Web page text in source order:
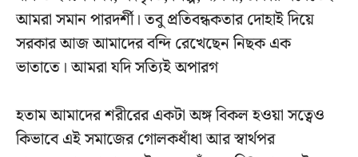
আমরা সমান পারদর্শী। তবু প্রতিবন্ধকতার দোহাই দিয়ে
সরকার আজ আমাদের বন্দি রেখেছেন নিছক এক
ভাতাতে। আমরা যদি সত্যিই অপারগ
হতাম আমাদের শরীরের একটা অঙ্গ বিকল হওয়া সত্বেও
কিভাবে এই সমাজের গোলকধাঁধা আর স্বার্থপর